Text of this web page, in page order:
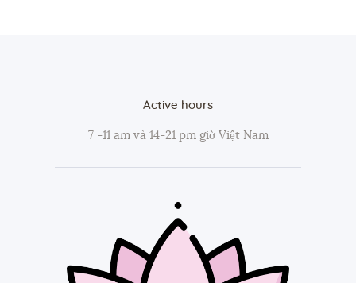
Active hours
7 -11 am và 14-21 pm giờ Việt Nam